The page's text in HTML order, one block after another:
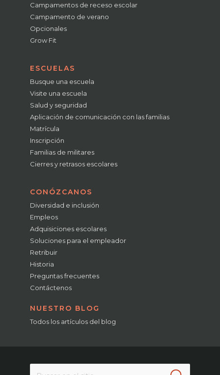
Campamentos de receso escolar
Campamento de verano
Opcionales
Grow Fit
ESCUELAS
Busque una escuela
Visite una escuela
Salud y seguridad
Aplicación de comunicación con las familias
Matrícula
Inscripción
Familias de militares
Cierres y retrasos escolares
CONÓZCANOS
Diversidad e inclusión
Empleos
Adquisiciones escolares
Soluciones para el empleador
Retribuir
Historia
Preguntas frecuentes
Contáctenos
NUESTRO BLOG
Todos los artículos del blog